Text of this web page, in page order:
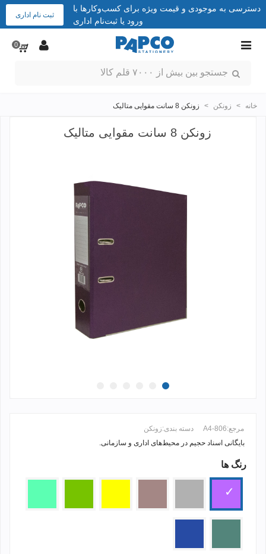
دسترسی به موجودی و قیمت ویژه برای کسب‌وکارها با
ورود یا ثبت‌نام اداری
ثبت نام اداری
0
خانه > زونکن > زونکن 8 سانت مقوایی متالیک
زونکن 8 سانت مقوایی متالیک
مرجع:806-A4 دسته بندی:زونکن
بایگانی اسناد حجیم در محیط‌های اداری و سازمانی.
ادامه مطلب +
رنگ ها